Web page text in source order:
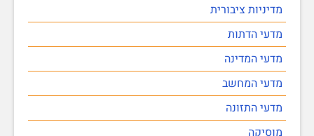
מדיניות ציבורית
מדעי הדתות
מדעי המדינה
מדעי המחשב
מדעי התזונה
מוסיקה